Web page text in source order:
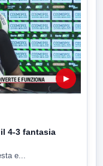
▶
4-3 fantasia
e...